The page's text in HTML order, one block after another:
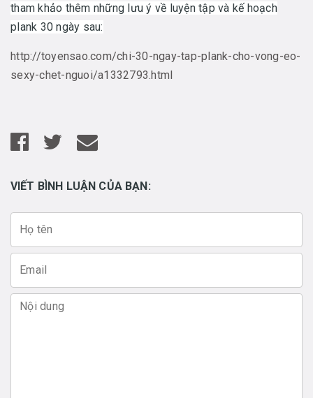
tham khảo thêm những lưu ý về luyện tập và kế hoạch
plank 30 ngày sau:
http://toyensao.com/chi-30-ngay-tap-plank-cho-vong-eo-
sexy-chet-nguoi/a1332793.html
VIẾT BÌNH LUẬN CỦA BẠN: